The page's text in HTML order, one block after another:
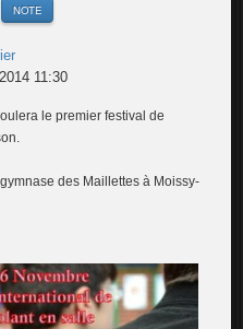
11:30
le premier festival de
des Maillettes à Moissy-